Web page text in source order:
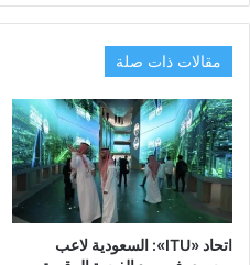
مقالات ذات صلة
اتحاد «ITU»: السعودية لاعب